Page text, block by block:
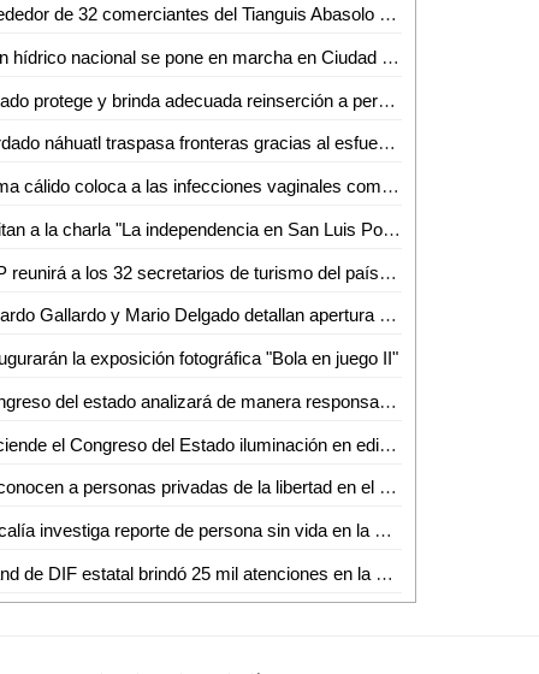
Alrededor de 32 comerciantes del Tianguis Abasolo se instalarán en la Hidalgo el 15 de septiembre
Plan hídrico nacional se pone en marcha en Ciudad Valles; buscan sanear río y garantizar agua de calidad
Estado protege y brinda adecuada reinserción a personas adultas mayores
Bordado náhuatl traspasa fronteras gracias al esfuerzo de artesanos
Clima cálido coloca a las infecciones vaginales como el mayor padecimiento en Ciudad Valles
Invitan a la charla "La independencia en San Luis Potosí" en el Othoniano
SLP reunirá a los 32 secretarios de turismo del país en el mes de octubre
Ricardo Gallardo y Mario Delgado detallan apertura de universidad en SLP
la exposición fotográfica "Bola en juego II"
Congreso del estado analizará de manera responsable las iniciativas de leyes de ingresos municipales para el ejercicio fiscal 2026
Enciende el Congreso del Estado iluminación en edificio legislativo de Jardín Hidalgo con motivos patrios
Reconocen a personas privadas de la libertad en el 28° Concurso Nacional de Teatro Penitenciario
Fiscalía investiga reporte de persona sin vida en la zona metropolitana de SLP
Stand de DIF estatal brindó 25 mil atenciones en la Fenapo